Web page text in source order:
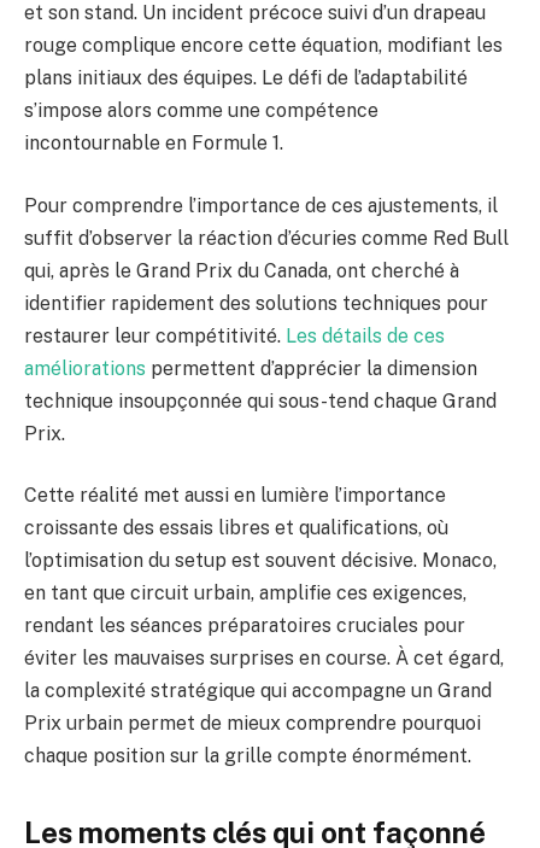
et son stand. Un incident précoce suivi d’un drapeau
rouge complique encore cette équation, modifiant les
plans initiaux des équipes. Le défi de l’adaptabilité
s’impose alors comme une compétence
incontournable en Formule 1.
Pour comprendre l’importance de ces ajustements, il
suffit d’observer la réaction d’écuries comme Red Bull
qui, après le Grand Prix du Canada, ont cherché à
identifier rapidement des solutions techniques pour
restaurer leur compétitivité. Les détails de ces
améliorations permettent d’apprécier la dimension
technique insoupçonnée qui sous-tend chaque Grand
Prix.
Cette réalité met aussi en lumière l’importance
croissante des essais libres et qualifications, où
l’optimisation du setup est souvent décisive. Monaco,
en tant que circuit urbain, amplifie ces exigences,
rendant les séances préparatoires cruciales pour
éviter les mauvaises surprises en course. À cet égard,
la complexité stratégique qui accompagne un Grand
Prix urbain permet de mieux comprendre pourquoi
chaque position sur la grille compte énormément.
Les moments clés qui ont façonné